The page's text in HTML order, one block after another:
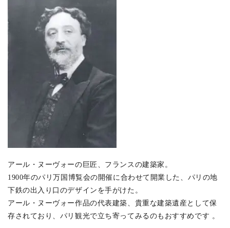
アール・ヌーヴォーの巨匠、フランスの建築家。
1900年のパリ万国博覧会の開催に合わせて開業した、パリの地
下鉄の出入り口のデザインを手がけた。
アール・ヌーヴォー作品の代表建築、貴重な建築遺産として保
存されており、パリ観光で立ち寄ってみるのもおすすめです 。